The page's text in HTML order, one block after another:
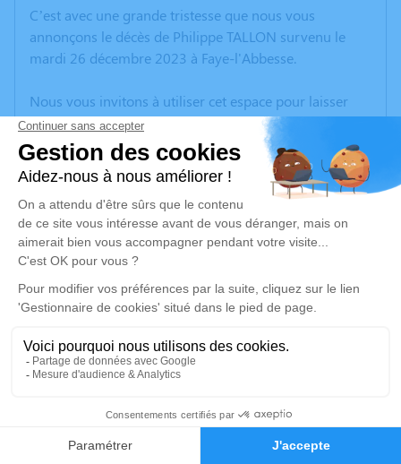
Faire-part Hommages
C’est avec une grande tristesse que nous vous
annonçons le décès de Philippe TALLON survenu le
mardi 26 décembre 2023 à Faye-l'Abbesse.
Nous vous invitons à utiliser cet espace pour laisser
vos condoléances, partager des photos souvenirs, une
anecdote ou exprimer vos pensées à travers des
poèmes ou des textes. Cet endroit est un lieu
d'expression dédié à honorer la mémoire de Philippe
TALLON.
Un service de plantation d’arbre hommage est
disponible ici.
Je rends hommage
Cérémonie civile
Funérarium Vergnaud de Scillé
1 Rue de la Promenade